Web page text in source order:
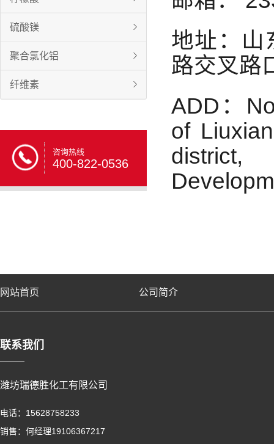
硫酸镁
聚合氯化铝
纤维素
咨询热线
400-822-0536
地址：山
路交叉路
ADD：
of
district,
网站首页 公司简介
联系我们
潍坊瑞德胜化工有限公司
电话：15628758233
销售：何经理19106367217